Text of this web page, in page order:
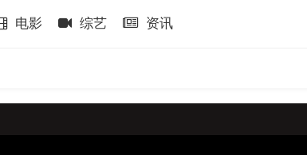
电影 综艺 资讯